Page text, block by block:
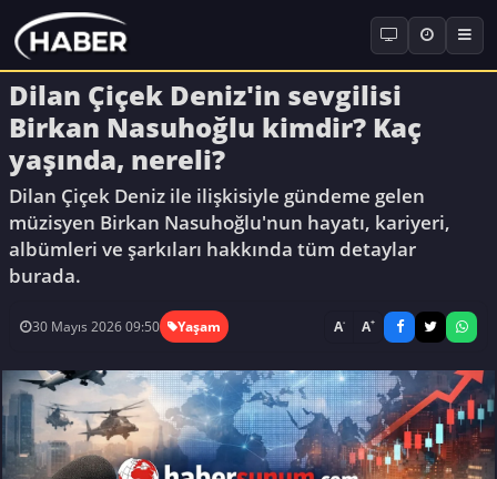
Dilan Çiçek Deniz'in sevgilisi
Birkan Nasuhoğlu kimdir? Kaç
yaşında, nereli?
Dilan Çiçek Deniz ile ilişkisiyle gündeme gelen
müzisyen Birkan Nasuhoğlu'nun hayatı, kariyeri,
albümleri ve şarkıları hakkında tüm detaylar
burada.
30 Mayıs 2026 09:50 Yaşam A- A+